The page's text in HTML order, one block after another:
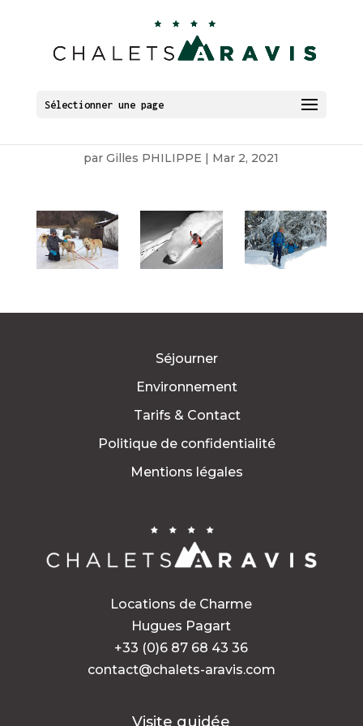
Sélectionner une page
Carrousel Activités
parGilles PHILIPPE | Mar 2, 2021
Séjourner
Environnement
Tarifs & Contact
Politique de confidentialité
Mentions légales
Locations de Charme
Hugues Pagart
+33 (0)6 87 68 43 36
contact@chalets-aravis.com
Visite guidée